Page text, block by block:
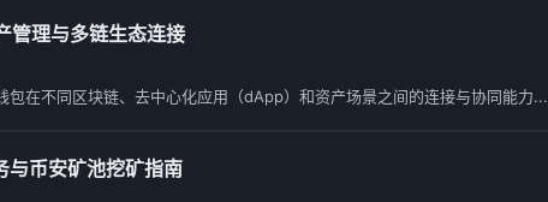
管理与多链生态连接
在不同区块链、去中心化应用（dApp）和资产场景之间的连接与协同能力...
与币安矿池挖矿指南